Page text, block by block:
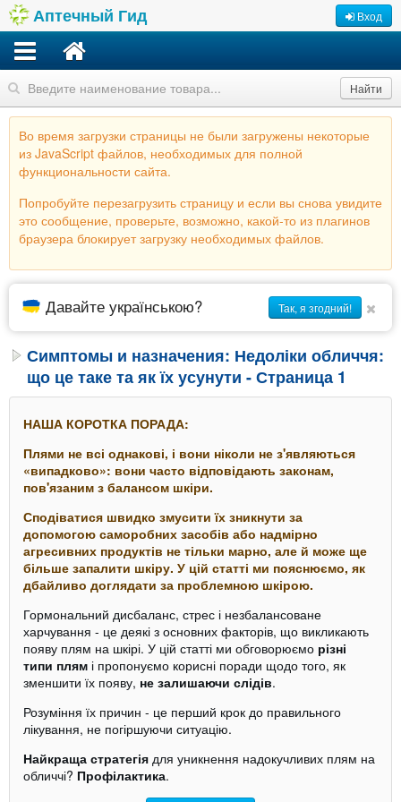
Аптечный Гид Вход
Найти
Во время загрузки страницы не были загружены некоторые
из JavaScript файлов, необходимых для полной
функциональности сайта.
Попробуйте перезагрузить страницу и если вы снова увидите
это сообщение, проверьте, возможно, какой-то из плагинов
браузера блокирует загрузку необходимых файлов.
Давайте українською? Так, я згодний!
Симптомы и назначения: Недоліки обличчя:
що це таке та як їх усунути - Страница 1
НАША КОРОТКА ПОРАДА:
Плями не всі однакові, і вони ніколи не з'являються
«випадково»: вони часто відповідають законам,
пов'язаним з балансом шкіри.
Сподіватися швидко змусити їх зникнути за
допомогою саморобних засобів або надмірно
агресивних продуктів не тільки марно, але й може ще
більше запалити шкіру. У цій статті ми пояснюємо, як
дбайливо доглядати за проблемною шкірою.
Гормональний дисбаланс, стрес і незбалансоване
харчування - це деякі з основних факторів, що викликають
появу плям на шкірі. У цій статті ми обговорюємо різні
типи плям і пропонуємо корисні поради щодо того, як
зменшити їх появу, не залишаючи слідів.
Розуміння їх причин - це перший крок до правильного
лікування, не погіршуючи ситуацію.
Найкраща стратегія для уникнення надокучливих плям на
обличчі? Профілактика.